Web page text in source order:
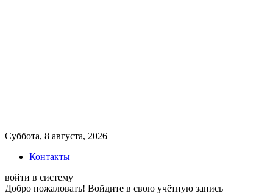
Суббота, 8 августа, 2026
Контакты
войти в систему
Добро пожаловать! Войдите в свою учётную запись